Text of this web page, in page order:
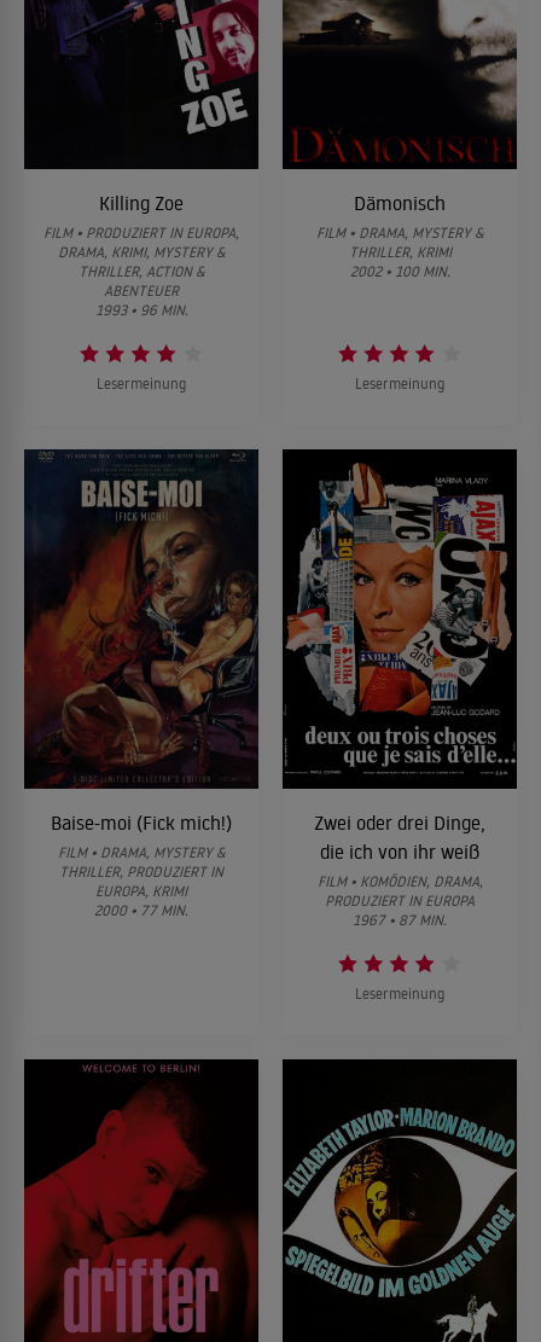
Killing Zoe
FILM • PRODUZIERT IN EUROPA,
DRAMA, KRIMI, MYSTERY &
THRILLER, ACTION &
ABENTEUER
1993 • 96 MIN.
Lesermeinung
Dämonisch
FILM • DRAMA, MYSTERY &
THRILLER, KRIMI
2002 • 100 MIN.
Lesermeinung
Baise-moi (Fick mich!)
FILM • DRAMA, MYSTERY &
THRILLER, PRODUZIERT IN
EUROPA, KRIMI
2000 • 77 MIN.
Zwei oder drei Dinge,
die ich von ihr weiß
FILM • KOMÖDIEN, DRAMA,
PRODUZIERT IN EUROPA
1967 • 87 MIN.
Lesermeinung